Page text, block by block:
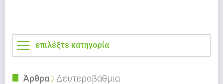
επιλέξτε κατηγορία
Άρθρα Δευτεροβάθμια